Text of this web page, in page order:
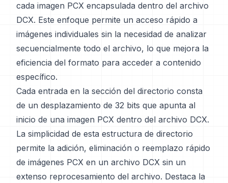
cada imagen PCX encapsulada dentro del archivo
DCX. Este enfoque permite un acceso rápido a
imágenes individuales sin la necesidad de analizar
secuencialmente todo el archivo, lo que mejora la
eficiencia del formato para acceder a contenido
específico.
Cada entrada en la sección del directorio consta
de un desplazamiento de 32 bits que apunta al
inicio de una imagen PCX dentro del archivo DCX.
La simplicidad de esta estructura de directorio
permite la adición, eliminación o reemplazo rápido
de imágenes PCX en un archivo DCX sin un
extenso reprocesamiento del archivo. Destaca la